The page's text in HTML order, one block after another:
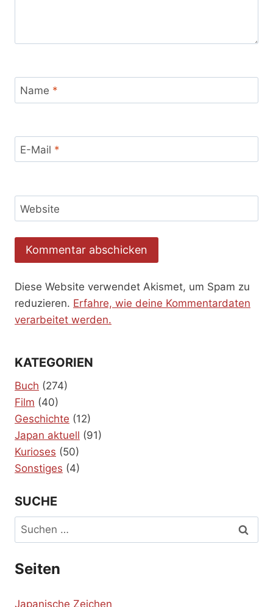
Name *
E-Mail *
Website
Diese Website verwendet Akismet, um Spam zu
reduzieren. Erfahre, wie deine Kommentardaten
verarbeitet werden.
KATEGORIEN
Buch (274)
Film (40)
Geschichte (12)
Japan aktuell (91)
Kurioses (50)
Sonstiges (4)
SUCHE
Suchen
nach:
Seiten
Japanische Zeichen